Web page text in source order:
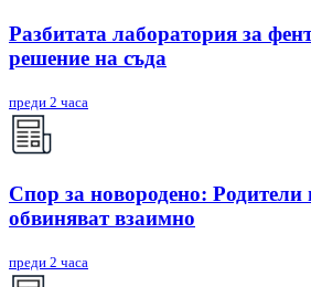
Разбитата лаборатория за
решение на съда
преди 2 часа
Спор за новородено: Родители
обвиняват взаимно
преди 2 часа